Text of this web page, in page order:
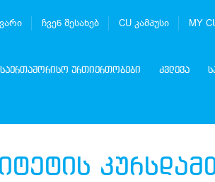
ჩვენ შესახებ CU კამპუსი MY
საერთაშორისო ურთიერთობები კვლევა